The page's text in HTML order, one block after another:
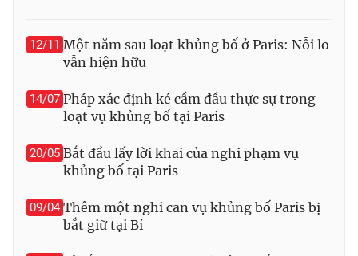
® Cấm sao chép dưới mọi hình thức nếu không có sự chấp
thuận bằng văn bản. Ghi rõ nguồn VTV.vn khi phát hành lại
thông tin từ website này.
12/11 Một năm sau loạt khủng bố ở Paris: Nỗi lo
vẫn hiện hữu
14/07 Pháp xác định kẻ cầm đầu thực sự trong
loạt vụ khủng bố tại Paris
20/05 Bắt đầu lấy lời khai của nghi phạm vụ
khủng bố tại Paris
09/04 Thêm một nghi can vụ khủng bố Paris bị
bắt giữ tại Bỉ